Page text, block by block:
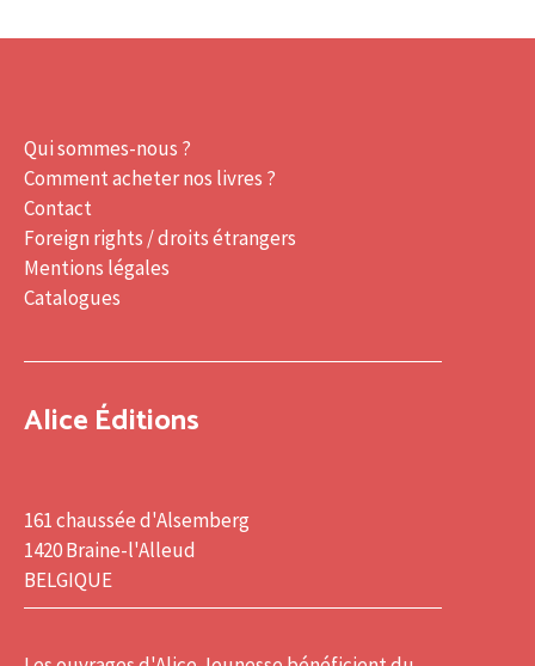
Qui sommes-nous ?
Comment acheter nos livres ?
Contact
Foreign rights / droits étrangers
Mentions légales
Catalogues
Alice Éditions
161 chaussée d'Alsemberg
1420 Braine-l'Alleud
BELGIQUE